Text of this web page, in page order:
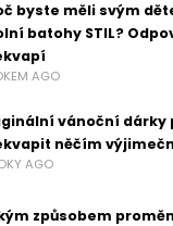
byste měli svým
batohy STIL?
AGO
vánoční dárky
něčím
AGO
způsobem